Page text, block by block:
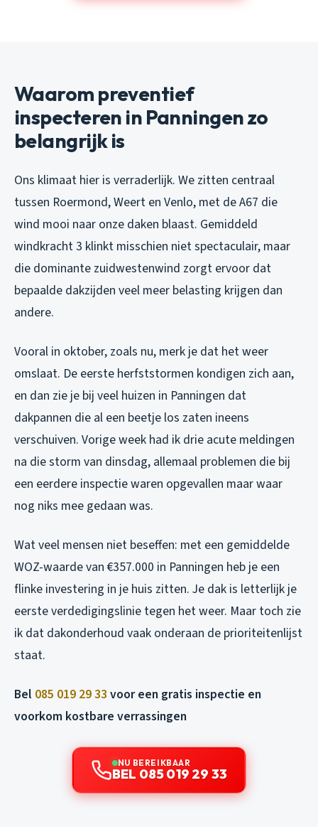
Waarom preventief
inspecteren in Panningen zo
belangrijk is
Ons klimaat hier is verraderlijk. We zitten centraal
tussen Roermond, Weert en Venlo, met de A67 die
wind mooi naar onze daken blaast. Gemiddeld
windkracht 3 klinkt misschien niet spectaculair, maar
die dominante zuidwestenwind zorgt ervoor dat
bepaalde dakzijden veel meer belasting krijgen dan
andere.
Vooral in oktober, zoals nu, merk je dat het weer
omslaat. De eerste herfststormen kondigen zich aan,
en dan zie je bij veel huizen in Panningen dat
dakpannen die al een beetje los zaten ineens
verschuiven. Vorige week had ik drie acute meldingen
na die storm van dinsdag, allemaal problemen die bij
een eerdere inspectie waren opgevallen maar waar
nog niks mee gedaan was.
Wat veel mensen niet beseffen: met een gemiddelde
WOZ-waarde van €357.000 in Panningen heb je een
flinke investering in je huis zitten. Je dak is letterlijk je
eerste verdedigingslinie tegen het weer. Maar toch zie
ik dat dakonderhoud vaak onderaan de prioriteitenlijst
staat.
Bel 085 019 29 33 voor een gratis inspectie en
voorkom kostbare verrassingen
NU BEREIKBAAR
BEL 085 019 29 33